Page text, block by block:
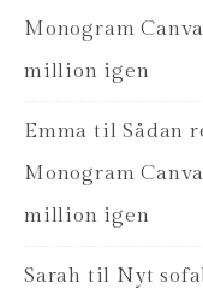
Monogram
million igen
Emma tilSådan
Monogram
million igen
Sarah til Nyt